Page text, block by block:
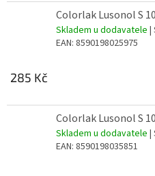
Colorlak Lusonol S
Skladem u dodavatele |
EAN: 8590198025975
285 Kč
Colorlak Lusonol S
Skladem u dodavatele |
EAN: 8590198035851